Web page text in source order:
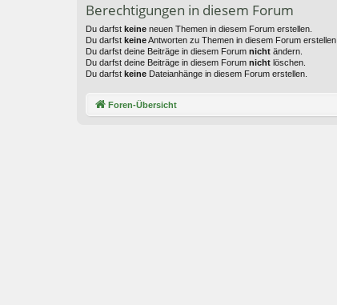
Berechtigungen in diesem Forum
Du darfst keine neuen Themen in diesem Forum erstellen.
Du darfst keineAntworten zu Themen in diesem Forum erstellen.
Du darfst deine Beiträge in diesem Forum nicht ändern.
Du darfst deine Beiträge in diesem Forum nicht löschen.
Du darfst keine Dateianhänge in diesem Forum erstellen.
Foren-Übersicht